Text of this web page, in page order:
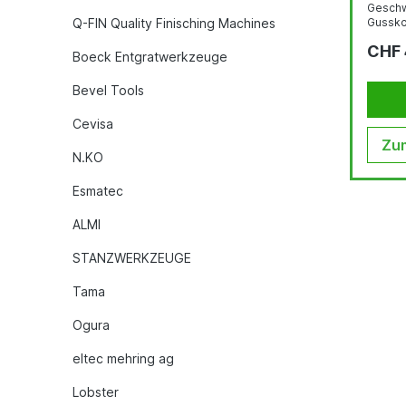
Q-FIN Quality Finisching Machines
Boeck Entgratwerkzeuge
Bevel Tools
Cevisa
N.KO
Esmatec
ALMI
STANZWERKZEUGE
Tama
Ogura
eltec mehring ag
Lobster
7037 12 Monate Garantie bei